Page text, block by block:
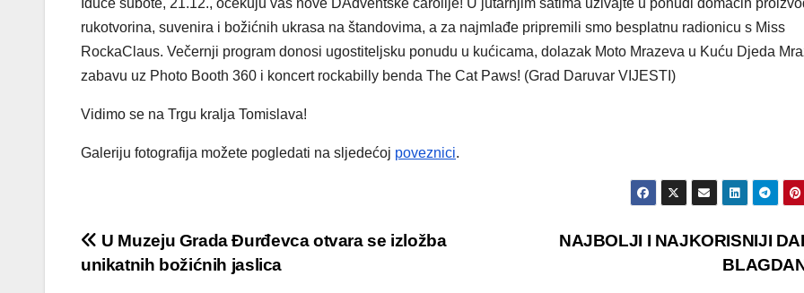
Iduće subote, 21.12., očekuju vas nove DAdventske čarolije! U jutarnjim satima uživajte u ponudi domaćih
rukotvorina, suvenira i božićnih ukrasa na štandovima, a za najmlađe pripremili smo besplatnu radionicu s Miss
RockaClaus. Večernji program donosi ugostiteljsku ponudu u kućicama, dolazak Moto Mrazeva u Kuću Djeda
zabavu uz Photo Booth 360 i koncert rockabilly benda The Cat Paws! (Grad Daruvar VIJESTI)
Vidimo se na Trgu kralja Tomislava!
Galeriju fotografija možete pogledati na sljedećoj poveznici.
Navigacija
NAJBOLJI I NAJKORISNIJI
U Muzeju Grada Đurđevca otvara se izložba
unikatnih božićnih jaslica